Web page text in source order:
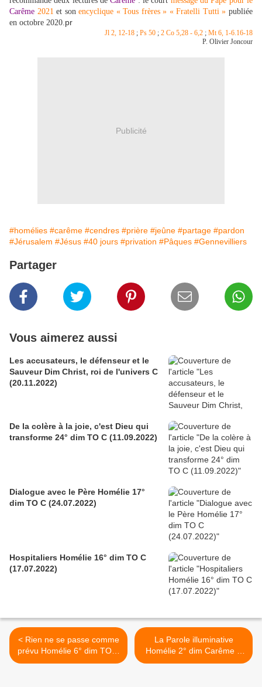
Carême 2021 et sonencyclique « Tous frères » « Fratelli Tutti » publiée
en octobre 2020.pr
Jl 2, 12-18 ; Ps 50 ; 2 Co 5,28 - 6,2 ; Mt 6, 1-6.16-18
P. Olivier Joncour
Publicité
#homélies #carême #cendres #prière #jeûne #partage #pardon
#Jérusalem #Jésus #40 jours #privation #Pâques #Gennevilliers
Partager
Vous aimerez aussi
Les accusateurs, le défenseur et le
Sauveur Dim Christ, roi de l'univers C
(20.11.2022)
De la colère à la joie, c'est Dieu qui
transforme 24° dim TO C (11.09.2022)
Dialogue avec le Père Homélie 17°
dim TO C (24.07.2022)
Hospitaliers Homélie 16° dim TO C
(17.07.2022)
< Rien ne se passe comme
prévu Homélie 6° dim TO B
(14.02.2021)
La Parole illuminative
Homélie 2° dim Carême B
(28.02.2021) >